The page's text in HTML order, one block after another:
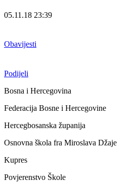
05.11.18 23:39
Obavijesti
Podijeli
Bosna i Hercegovina
Federacija Bosne i Hercegovine
Hercegbosanska županija
Osnovna škola fra Miroslava Džaje
Kupres
Povjerenstvo Škole